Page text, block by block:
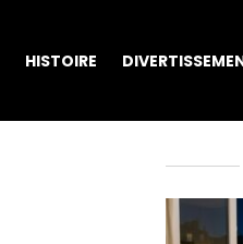
HISTOIRE